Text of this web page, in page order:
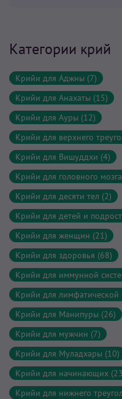
Категории крий
Крийи для Аджны (7)
Крийи для Анахаты (15)
Крийи для Ауры (12)
Крийи для верхнего
Крийи для Вишуддхи (4)
Крийи для головного
Крийи для десяти тел (2)
Крийи для детей и
Крийи для женщин (21)
Крийи для здоровья (68)
Крийи для иммунной
Крийи для лимфатической
Крийи для Манипуры (26)
Крийи для мужчин (7)
Крийи для Муладхары (10)
Крийи для начинающих
Крийи для нижнего